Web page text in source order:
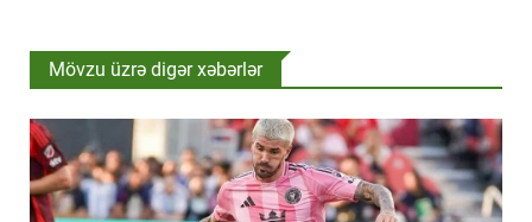
Mövzu üzrə digər xəbərlər